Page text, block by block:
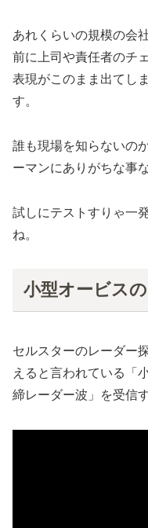
あれくらいの規模の会
前に上司や責任者のチ
表現がこのまま出てし
す。
誰も現場を知らないの
ーマンにありがちな事
試しにテストすりゃ一
ね。
小型オービス
セルスターのレーダー
えると言われている「
締レーダー波」を受信